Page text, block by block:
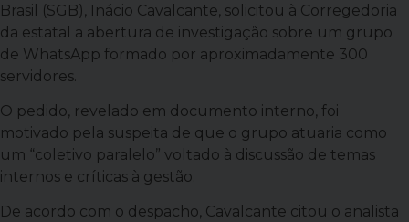
Brasil (SGB), Inácio Cavalcante, solicitou à Corregedoria
da estatal a abertura de investigação sobre um grupo
de WhatsApp formado por aproximadamente 300
servidores.
O pedido, revelado em documento interno, foi
motivado pela suspeita de que o grupo atuaria como
um “coletivo paralelo” voltado à discussão de temas
internos e críticas à gestão.
De acordo com o despacho, Cavalcante citou o analista